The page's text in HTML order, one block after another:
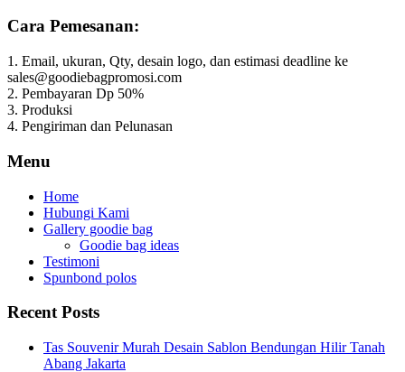
Cara Pemesanan:
1. Email, ukuran, Qty, desain logo, dan estimasi deadline ke
sales@goodiebagpromosi.com
2. Pembayaran Dp 50%
3. Produksi
4. Pengiriman dan Pelunasan
Menu
Home
Hubungi Kami
Gallery goodie bag
Goodie bag ideas
Testimoni
Spunbond polos
Recent Posts
Tas Souvenir Murah Desain Sablon Bendungan Hilir Tanah
Abang Jakarta